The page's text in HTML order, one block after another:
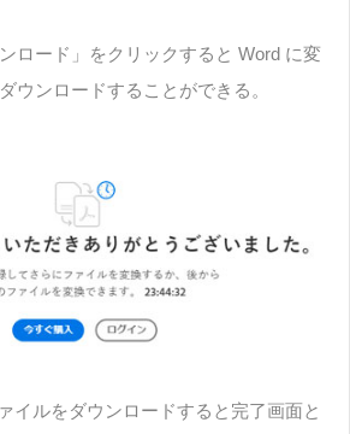
ロード」をクリックすると Word に変
ウンロードすることができる。
イルをダウンロードすると完了画面と